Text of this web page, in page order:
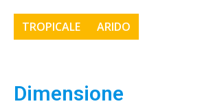
TROPICALE ARIDO
Dimensione